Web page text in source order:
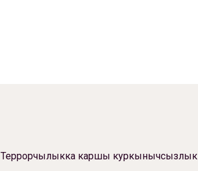
Террорчылыкка каршы куркынычсызлык